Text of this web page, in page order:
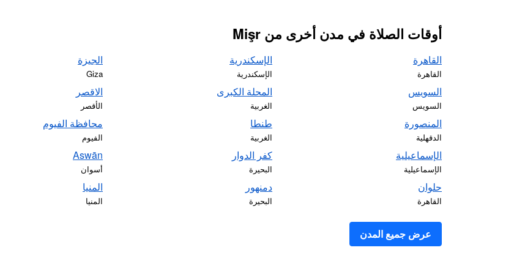
أوقات الصلاة في مدن أخرى من Mişr
القاهرة
القاهرة
الإسكندرية
الإسكندرية
الجيزة
Giza
السويس
السويس
المحلة الكبرى
الغربية
الاقصر
الأقصر
المنصورة
الدقهلية
طنطا
الغربية
محافظة الفيوم
الفيوم
الإسماعيلية
الإسماعيلية
كفر الدوار
البحيرة
Aswān
أسوان
حلوان
القاهرة
دمنهور
البحيرة
المنيا
المنيا
عرض جميع المدن